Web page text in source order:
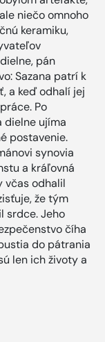
niečo omnoho
keramiku,
pán
Sazana patrí k
a keď odhalí jej
Po
dielne ujíma
postavenie.
synovia
a kráľovná
včas odhalil
že tým
srdce. Jeho
číha
do pátrania
len ich životy a